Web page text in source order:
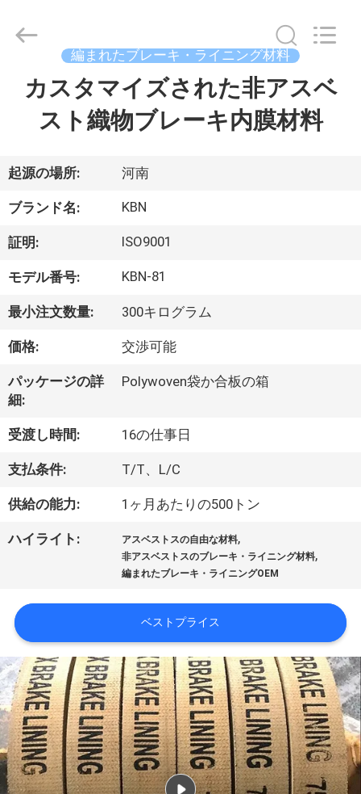
ロ
ダ
ク
ト
達
に
つ
い
て
工
旅
行
品
質
管
2018
Kebona
Industry
編まれたブレーキ・ライニング材料
カスタマイズされた非アスベ
スト織物ブレーキ内膜材料
起源の場所: 河南
ブランド名: KBN
証明: ISO9001
モデル番号: KBN-81
最小注文数量: 300キログラム
価格: 交渉可能
パッケージの詳
細:
Polywoven袋か合板の箱
受渡し時間: 16の仕事日
支払条件: T/T、L/C
供給の能力: 1ヶ月あたりの500トン
ハイライト: アスベストスの自由な材料,
非アスベストスのブレーキ・ライニング材料,
編まれたブレーキ・ライニングOEM
ベストプライス